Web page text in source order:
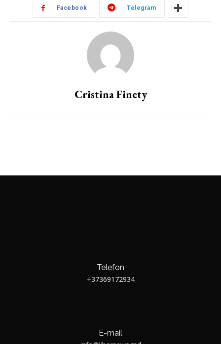
Facebook Telegram
Cristina Finety
Telefon
+37369172934
E-mail